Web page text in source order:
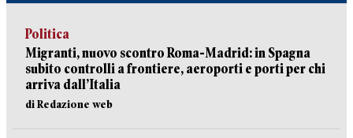
Politica
Migranti, nuovo scontro Roma-Madrid: in Spagna
subito controlli a frontiere, aeroporti e porti per chi
arriva dall’Italia
di Redazione web